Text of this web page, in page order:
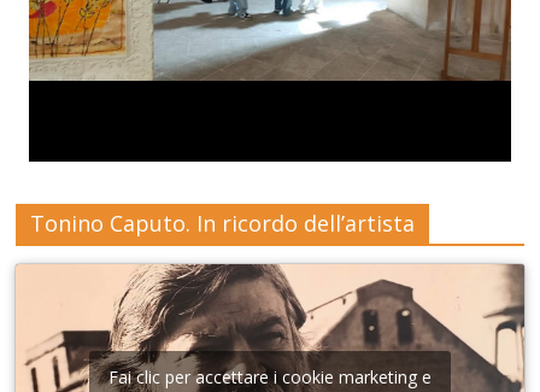
Tonino Caputo. In ricordo dell’artista
Fai clic per accettare i cookie marketing e